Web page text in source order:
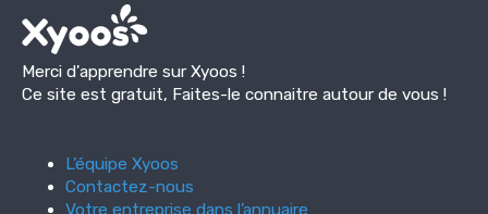
Merci d'apprendre sur Xyoos !
Ce site est gratuit, Faites-le connaitre autour de vous !
L’équipe Xyoos
Contactez-nous
Votre entreprise dans l’annuaire